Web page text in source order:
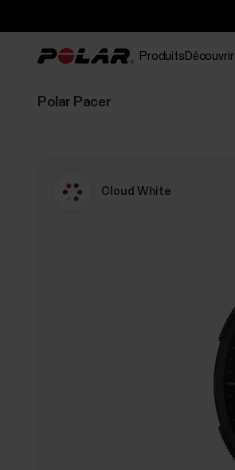
Produits Découvrir
Polar Pacer
Cloud White